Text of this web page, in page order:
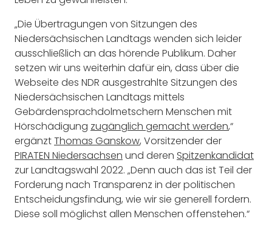
„Die Übertragungen von Sitzungen des
Niedersächsischen Landtags wenden sich leider
ausschließlich an das hörende Publikum. Daher
setzen wir uns weiterhin dafür ein, dass über die
Webseite des NDR ausgestrahlte Sitzungen des
Niedersächsischen Landtags mittels
Gebärdensprachdolmetschern Menschen mit
Hörschädigung zugänglich gemacht werden,“
ergänztThomas Ganskow, Vorsitzender der
PIRATEN Niedersachsen und deren Spitzenkandidat
zur Landtagswahl 2022. „Denn auch das ist Teil der
Forderung nach Transparenz in der politischen
Entscheidungsfindung, wie wir sie generell fordern.
Diese soll möglichst allen Menschen offenstehen.“